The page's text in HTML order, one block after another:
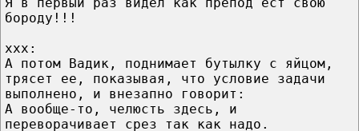
бороду!!!
ххх:
А потом Вадик, поднимает бутылку с яйцом,
трясет ее, показывая, что условие задачи
выполнено, и внезапно говорит:
А вообще-то, челюсть здесь, и
переворачивает срез так как надо.